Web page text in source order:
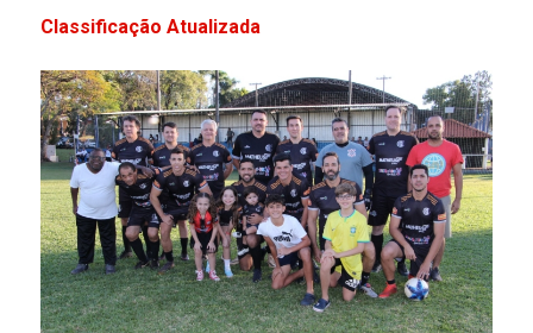
Classificação Atualizada